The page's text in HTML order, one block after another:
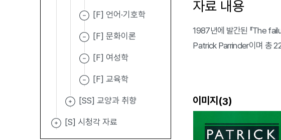
[F] 언어·기호학
[F] 문화이론
[F] 여성학
[F] 교육학
[SS] 교양과 취향
[S] 시청각 자료
자료 내용
1987년에 발간된 『The
Patrick Parrinder이며 총
이미지(3)